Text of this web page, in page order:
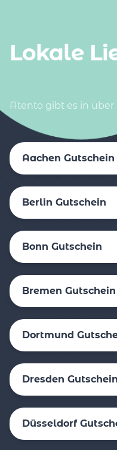
Lokale
in
Atento gibt es in über
Aachen Gutschein
Berlin Gutschein
Bonn Gutschein
Bremen Gutschein
Dortmund
Dresden Gutschein
Düsseldorf